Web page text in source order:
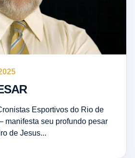
Esportivos do Rio de
manifesta seu profundo pesar
de Jesus...